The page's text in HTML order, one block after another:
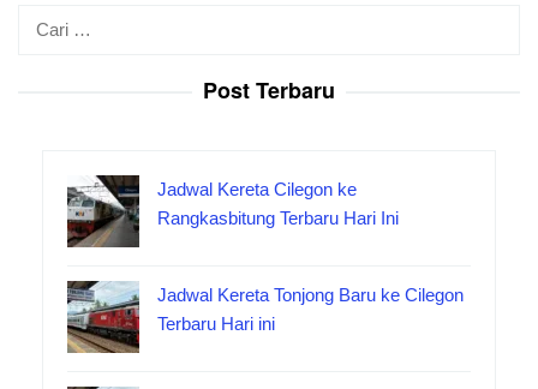
Post Terbaru
Jadwal Kereta Cilegon ke
Rangkasbitung Terbaru Hari Ini
Jadwal Kereta Tonjong Baru ke Cilegon
Terbaru Hari ini